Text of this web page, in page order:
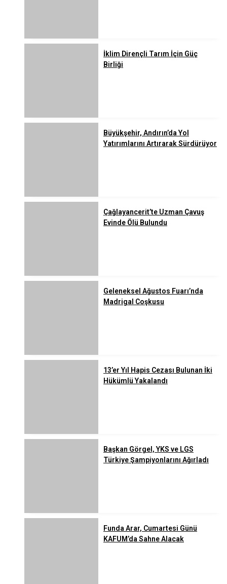
İklim Dirençli Tarım İçin Güç
Birliği
Büyükşehir, Andırın’da Yol
Yatırımlarını Artırarak Sürdürüyor
Çağlayancerit’te Uzman Çavuş
Evinde Ölü Bulundu
Geleneksel Ağustos Fuarı’nda
Madrigal Coşkusu
13’er Yıl Hapis Cezası Bulunan İki
Hükümlü Yakalandı
Başkan Görgel, YKS ve LGS
Türkiye Şampiyonlarını Ağırladı
Funda Arar, Cumartesi Günü
KAFUM’da Sahne Alacak